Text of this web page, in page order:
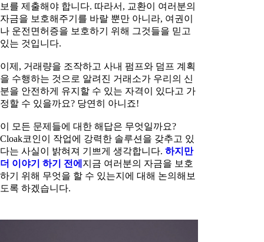
보를 제출해야 합니다. 따라서, 교환이 여러분의
자금을 보호해주기를 바랄 뿐만 아니라, 여권이
나 운전면허증을 보호하기 위해 그것들을 믿고
있는 것입니다.
이제, 거래량을 조작하고 사내 펌프와 덤프 계획
을 수행하는 것으로 알려진 거래소가 우리의 신
분을 안전하게 유지할 수 있는 자격이 있다고 가
정할 수 있을까요? 당연히 아니죠!
이 모든 문제들에 대한 해답은 무엇일까요?
Cloak코인이 작업에 강력한 솔루션을 갖추고 있
다는 사실이 밝혀져 기쁘게 생각합니다. 하지만
더 이야기 하기 전에 지금 여러분의 자금을 보호
하기 위해 무엇을 할 수 있는지에 대해 논의해보
도록 하겠습니다.